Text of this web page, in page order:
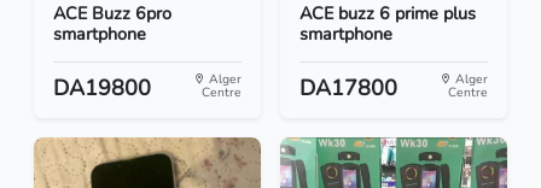
ACE Buzz 6pro
smartphone
DA19800 Alger
Centre
ACE buzz 6 prime plus
smartphone
DA17800 Alger
Centre